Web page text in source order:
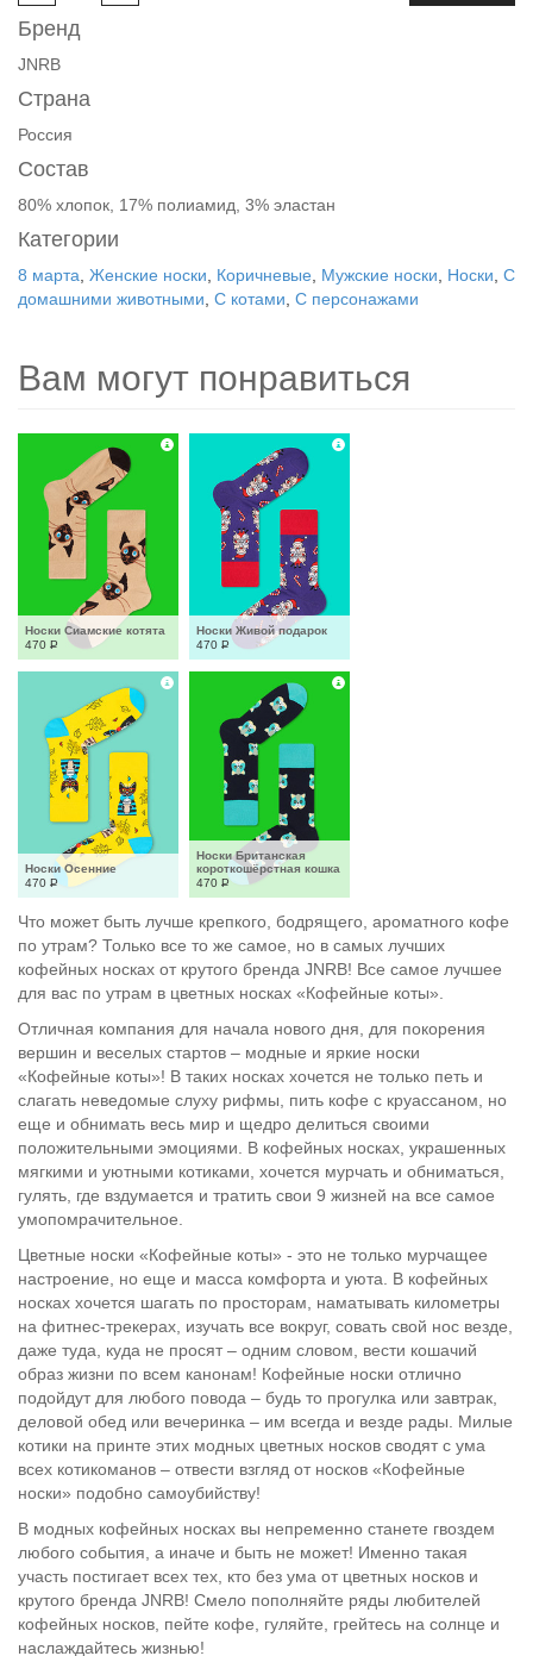
Бренд
JNRB
Страна
Россия
Состав
80% хлопок, 17% полиамид, 3% эластан
Категории
8 марта Женские носки Коричневые Мужские носки Носки С
домашними животными С котами С персонажами
Вам могут понравиться
Носки Сиамские котята
470 Р
Носки Живой подарок
470 Р
Носки Осенние
470 Р
Носки Британская
короткошёрстная кошка
470 Р
Что может быть лучше крепкого, бодрящего, ароматного кофе
по утрам? Только все то же самое, но в самых лучших
кофейных носках от крутого бренда JNRB! Все самое лучшее
для вас по утрам в цветных носках «Кофейные коты».
Отличная компания для начала нового дня, для покорения
вершин и веселых стартов – модные и яркие носки
«Кофейные коты»! В таких носках хочется не только петь и
слагать неведомые слуху рифмы, пить кофе с круассаном, но
еще и обнимать весь мир и щедро делиться своими
положительными эмоциями. В кофейных носках, украшенных
мягкими и уютными котиками, хочется мурчать и обниматься,
гулять, где вздумается и тратить свои 9 жизней на все самое
умопомрачительное.
Цветные носки «Кофейные коты» - это не только мурчащее
настроение, но еще и масса комфорта и уюта. В кофейных
носках хочется шагать по просторам, наматывать километры
на фитнес-трекерах, изучать все вокруг, совать свой нос везде,
даже туда, куда не просят – одним словом, вести кошачий
образ жизни по всем канонам! Кофейные носки отлично
подойдут для любого повода – будь то прогулка или завтрак,
деловой обед или вечеринка – им всегда и везде рады. Милые
котики на принте этих модных цветных носков сводят с ума
всех котикоманов – отвести взгляд от носков «Кофейные
носки» подобно самоубийству!
В модных кофейных носках вы непременно станете гвоздем
любого события, а иначе и быть не может! Именно такая
участь постигает всех тех, кто без ума от цветных носков и
крутого бренда JNRB! Смело пополняйте ряды любителей
кофейных носков, пейте кофе, гуляйте, грейтесь на солнце и
наслаждайтесь жизнью!